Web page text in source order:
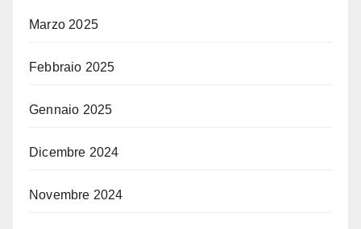
Marzo 2025
Febbraio 2025
Gennaio 2025
Dicembre 2024
Novembre 2024